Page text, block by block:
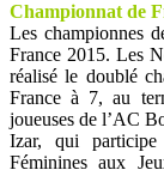
Championnat de
Les championnes
France 2015. Les
réalisé le doublé
France à 7, au
joueuses de l’AC
Izar, qui
Féminines aux